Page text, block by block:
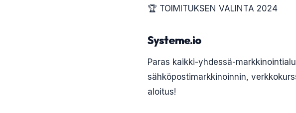
🏆 TOIMITUKSEN VALINTA 2024
Systeme.io
Paras kaikki-yhdessä-
sähköpostimarkkinoinnin,
aloitus!